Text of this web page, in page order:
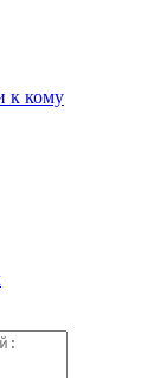
к кому